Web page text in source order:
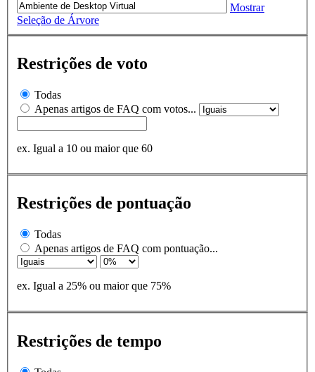
Mostrar
Seleção de Árvore
Restrições de voto
Todas
Apenas artigos de FAQ com votos...
ex. Igual a 10 ou maior que 60
Restrições de pontuação
Todas
Apenas artigos de FAQ com pontuação...
ex. Igual a 25% ou maior que 75%
Restrições de tempo